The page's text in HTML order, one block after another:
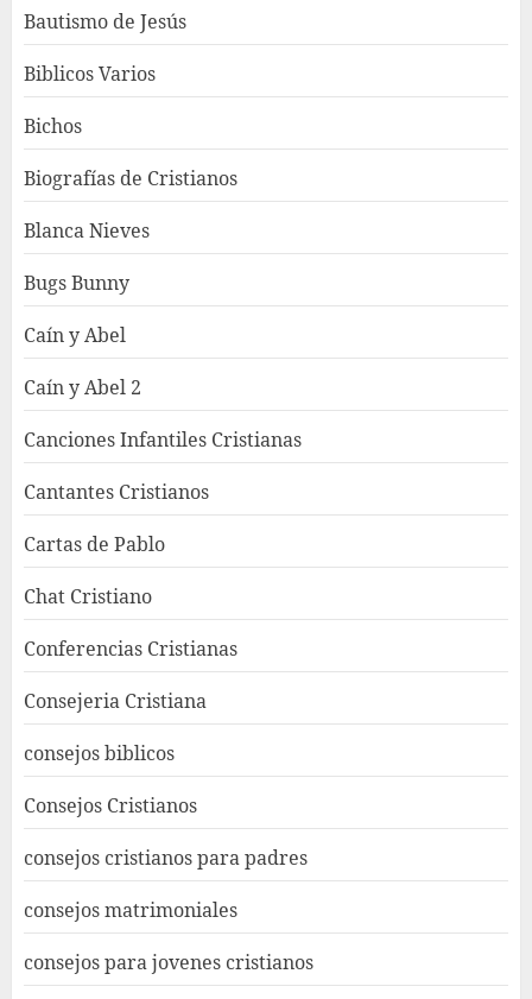
Bautismo de Jesús
Biblicos Varios
Bichos
Biografías de Cristianos
Blanca Nieves
Bugs Bunny
Caín y Abel
Caín y Abel 2
Canciones Infantiles Cristianas
Cantantes Cristianos
Cartas de Pablo
Chat Cristiano
Conferencias Cristianas
Consejeria Cristiana
consejos biblicos
Consejos Cristianos
consejos cristianos para padres
consejos matrimoniales
consejos para jovenes cristianos